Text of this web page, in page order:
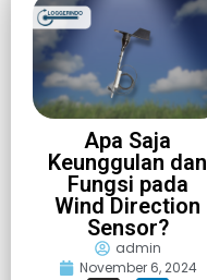
Apa Saja
Keunggulan dan
Fungsi pada
Wind Direction
Sensor?
admin
November 6, 2024